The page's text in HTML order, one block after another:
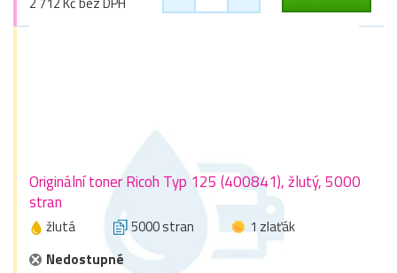
Originální toner Ricoh Typ 125 (400841), žlutý, 5000
stran
žlutá 5000 stran
1 zlaťák
Nedostupné